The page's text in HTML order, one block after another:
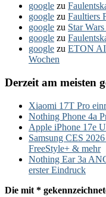
google zu
google zu Faultiers
google zu Star
google zu
google zu ETON
Wochen
Derzeit am meisten
Xiaomi 17T Pro
Nothing Phone 4a
Apple iPhone 17e
Samsung CES
FreeStyle+ & mehr
Nothing Ear 3a
erster Eindruck
Die mit *